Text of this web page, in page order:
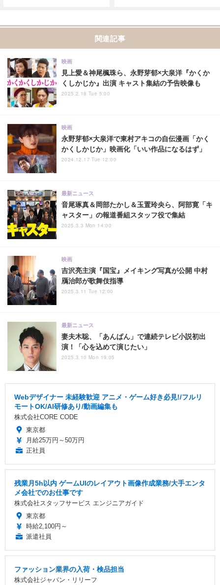
関連記事
見上愛＆神尾楓珠ら、永野芽郁×大泉洋『かくか
くしかじか』出演 キャスト集結の予告映像も
映画
2025.2.18 Tue 5:00
永野芽郁×大泉洋で東村アキコの自伝漫画「かく
かくしかじか」映画化「いい作品になるはず」
映画
2024.12.17 Tue 12:00
音尾琢真＆岡部たかし＆玉置玲央ら、阿部寛「キ
ャスター」の報道番組スタッフ役で集結
最新ニュース
2025.3.3 Mon 14:00
吉沢亮主演『国宝』メイキング写真が公開 中村
鴈治郎が歌舞伎指導
映画
2025.3.11 Tue 12:00
妻夫木聡、「あんぱん」で連続テレビ小説初出
演！「心を込めて演じたい」
最新ニュース
2025.3.10 Mon 19:05
Webデザイナー 未経験歓迎 アニメ・ゲーム好き必見!/フルリ
モートOK/AI研修あり/動画編集も
株式会社CORE CODE
東京都
月給25万円～50万円
正社員
残業月5h以内 ゲームUIのレイアウト画像作成業務/大手エンタ
メ会社でのお仕事です
株式会社スタッフサービス エンジニアガイド
東京都
時給2,100円～
派遣社員
ファッション業界の入荷・検品担当
株式会社ジャパン・リリーフ